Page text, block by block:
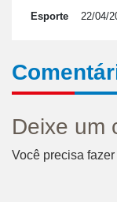
Esporte 22/04/
Deixe um
Você precisa fazer